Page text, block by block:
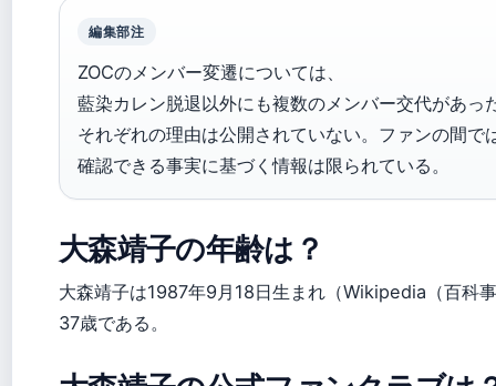
編集部注
ZOCのメンバー変遷については、
藍染カレン脱退以外にも複数のメンバー交代があっ
それぞれの理由は公開されていない。ファンの間で
確認できる事実に基づく情報は限られている。
大森靖子の年齢は？
大森靖子は1987年9月18日生まれ（Wikipedia（百科
37歳である。